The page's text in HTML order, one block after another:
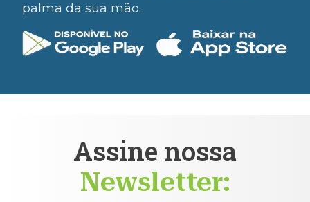
palma da sua mão.
Assine nossa
Newsletter: